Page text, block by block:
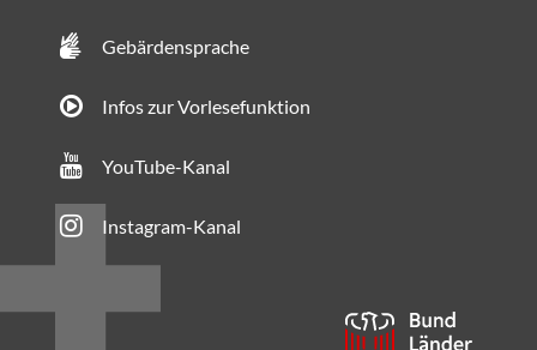
Gebärdensprache
Infos zur Vorlesefunktion
YouTube-Kanal
Instagram-Kanal